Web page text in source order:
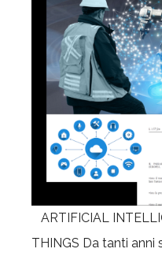
ARTIFICIAL
THINGS Da tanti anni